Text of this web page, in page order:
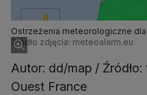
Ostrzeżenia meteorologiczne
Źródło zdjęcia: meteoalarm.eu
Autor: dd/map / Źródło:
Ouest France